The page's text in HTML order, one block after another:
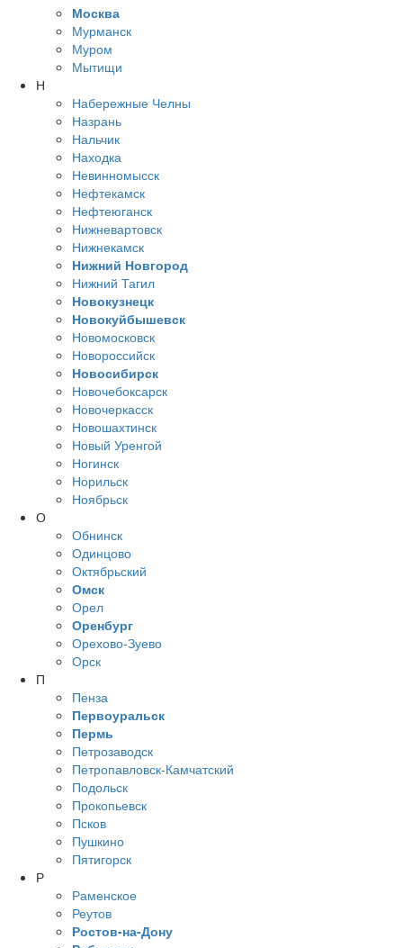
Москва
Мурманск
Муром
Мытищи
Н
Набережные Челны
Назрань
Нальчик
Находка
Невинномысск
Нефтекамск
Нефтеюганск
Нижневартовск
Нижнекамск
Нижний Новгород
Нижний Тагил
Новокузнецк
Новокуйбышевск
Новомосковск
Новороссийск
Новосибирск
Новочебоксарск
Новочеркасск
Новошахтинск
Новый Уренгой
Ногинск
Норильск
Ноябрьск
О
Обнинск
Одинцово
Октябрьский
Омск
Орел
Оренбург
Орехово-Зуево
Орск
П
Пенза
Первоуральск
Пермь
Петрозаводск
Петропавловск-Камчатский
Подольск
Прокопьевск
Псков
Пушкино
Пятигорск
Р
Раменское
Реутов
Ростов-на-Дону